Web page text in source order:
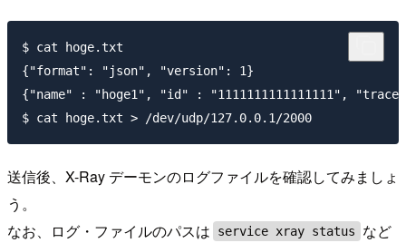
$ cat hoge.txt
{"format": "json", "version": 1}
{"name" : "hoge1", "id" : "1111111111111111",
送信後、X-Ray デーモンのログファイルを確認してみましょ
う。
なお、ログ・ファイルのパスは
service xray status
など